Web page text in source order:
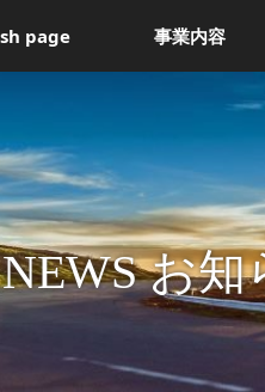
page 事業内容
NEWS お知